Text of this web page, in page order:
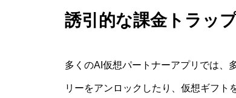
誘引的な課金トラッ
多くのAI仮想パートナーアプリでは、
リーをアンロックしたり、仮想ギフト